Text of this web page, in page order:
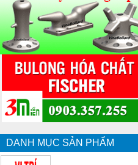
DANH MỤC SẢN PHẨM